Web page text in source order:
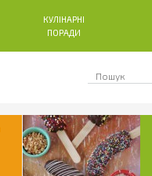
КУЛІНАРНІ
ПОРАДИ